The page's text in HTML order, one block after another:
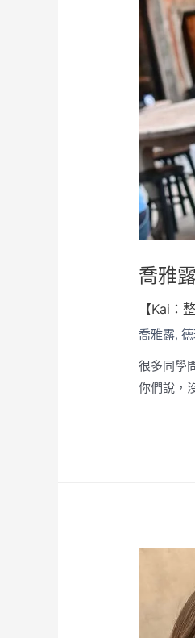
喬雅
【Kai：
喬雅露,
很多同學
你們說，